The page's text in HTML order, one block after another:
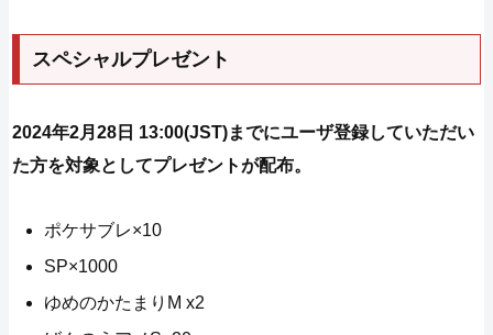
スペシャルプレゼント
2024年2月28日 13:00(JST)までにユーザ登録していただい
た方を対象としてプレゼントが配布。
ポケサブレ×10
SP×1000
ゆめのかたまりM x2